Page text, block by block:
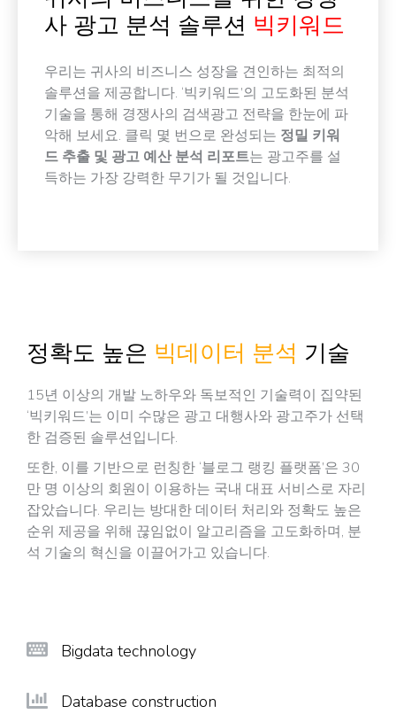
사 광고 분석 솔루션 빅키워드
우리는 귀사의 비즈니스 성장을 견인하는 최적의
솔루션을 제공합니다. ‘빅키워드’의 고도화된 분석
기술을 통해 경쟁사의 검색광고 전략을 한눈에 파
악해 보세요. 클릭 몇 번으로 완성되는 정밀 키워
드 추출 및 광고 예산 분석 리포트는 광고주를 설
득하는 가장 강력한 무기가 될 것입니다.
정확도 높은 빅데이터 분석 기술
15년 이상의 개발 노하우와 독보적인 기술력이 집약된
‘빅키워드’는 이미 수많은 광고 대행사와 광고주가 선택
한 검증된 솔루션입니다.
또한, 이를 기반으로 런칭한 ‘블로그 랭킹 플랫폼’은 30
만 명 이상의 회원이 이용하는 국내 대표 서비스로 자리
잡았습니다. 우리는 방대한 데이터 처리와 정확도 높은
순위 제공을 위해 끊임없이 알고리즘을 고도화하며, 분
석 기술의 혁신을 이끌어가고 있습니다.
Bigdata technology
Database construction